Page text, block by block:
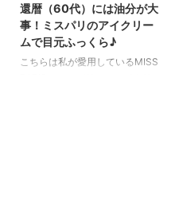
還暦（60代）には油分が大
事！ミスパリのアイクリー
ムで目元ふっくら♪
こちらは私が愛用しているMISS